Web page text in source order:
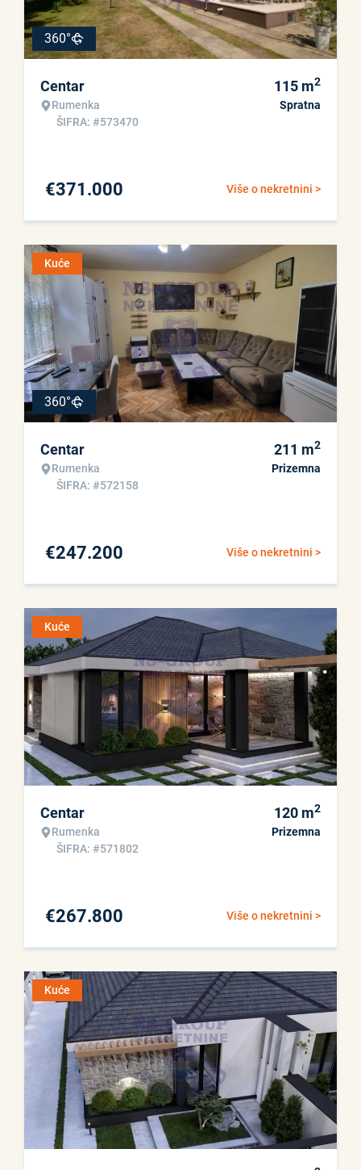
360°
Centar
Rumenka
ŠIFRA: #573470
115 m2
Spratna
Više o nekretnini >
€371.000
Kuće
360°
Centar
Rumenka
ŠIFRA: #572158
211 m2
Prizemna
Više o nekretnini >
€247.200
Kuće
Centar
Rumenka
ŠIFRA: #571802
120 m2
Prizemna
Više o nekretnini >
€267.800
Kuće